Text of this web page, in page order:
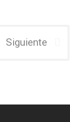
Siguiente